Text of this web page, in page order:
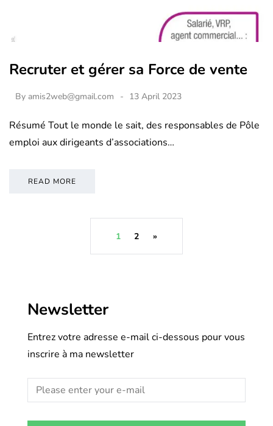
Recruter et gérer sa Force de vente
By amis2web@gmail.com 13 April 2023
Résumé Tout le monde le sait, des responsables de Pôle
emploi aux dirigeants d’associations…
READ MORE
1 2 »
Newsletter
Entrez votre adresse e-mail ci-dessous pour vous
inscrire à ma newsletter